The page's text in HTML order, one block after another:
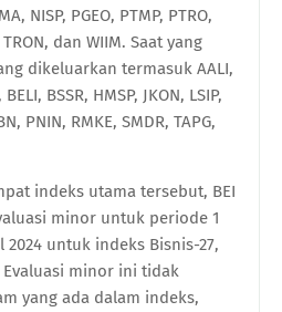
NISP, PGEO, PTMP, PTRO,
TRON, dan WIIM. Saat yang
dikeluarkan termasuk AALI,
BSSR, HMSP, JKON, LSIP,
PNIN, RMKE, SMDR, TAPG,
indeks utama tersebut, BEI
minor untuk periode 1
2024 untuk indeks Bisnis-27,
Evaluasi minor ini tidak
yang ada dalam indeks,